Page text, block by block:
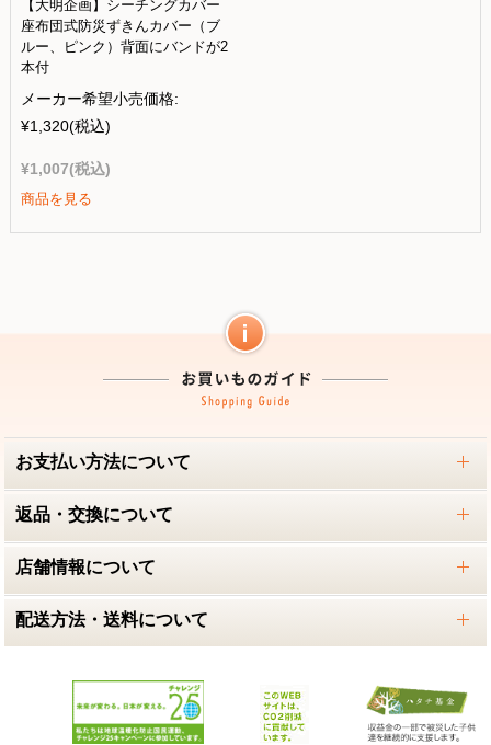
【大明企画】シーチングカバー
座布団式防災ずきんカバー（ブ
ルー、ピンク）背面にバンドが2
本付
メーカー希望小売価格:
¥1,320(税込)
¥1,007(税込)
商品を見る
お支払い方法について
返品・交換について
店舗情報について
配送方法・送料について